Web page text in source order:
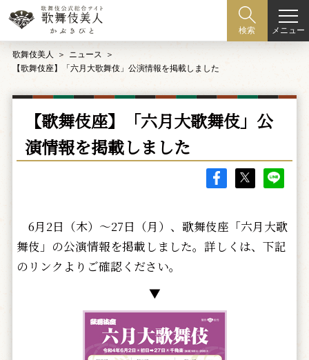
検索 メニュー
歌舞伎美人
ニュース
【歌舞伎座】「六月大歌舞伎」公演情報を掲載しました
【歌舞伎座】「六月大歌舞伎」公
演情報を掲載しました
6月2日（木）～27日（月）、歌舞伎座「六月大歌
舞伎」の公演情報を掲載しました。詳しくは、下記
のリンクよりご確認ください。
▼